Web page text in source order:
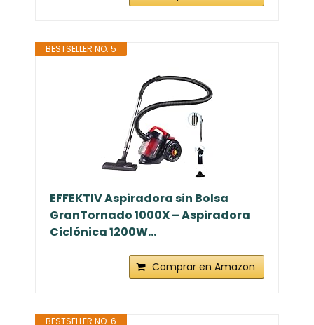
BESTSELLER NO. 5
EFFEKTIV Aspiradora sin Bolsa
GranTornado 1000X – Aspiradora
Ciclónica 1200W...
Comprar en Amazon
BESTSELLER NO. 6